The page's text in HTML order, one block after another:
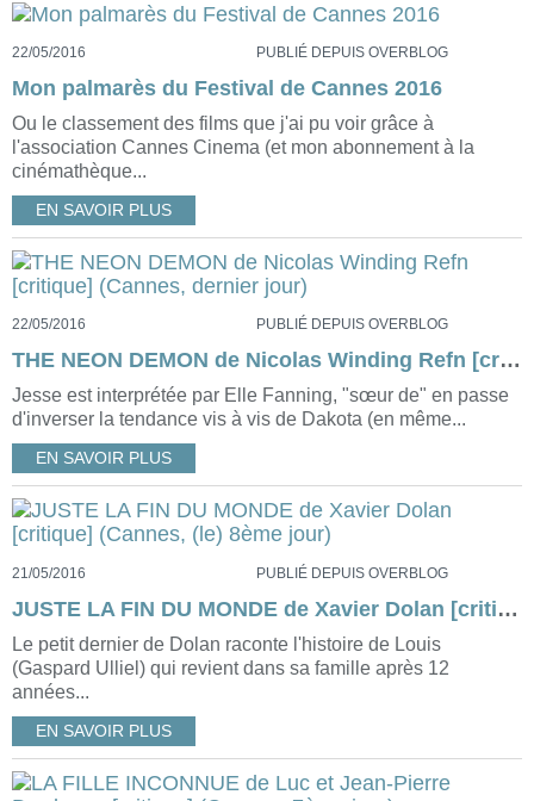
22/05/2016 PUBLIÉ DEPUIS OVERBLOG
Mon palmarès du Festival de Cannes 2016
Ou le classement des films que j'ai pu voir grâce à
l'association Cannes Cinema (et mon abonnement à la
cinémathèque...
EN SAVOIR PLUS
22/05/2016 PUBLIÉ DEPUIS OVERBLOG
THE NEON DEMON de Nicolas Winding Refn [critique] (Cannes, dernier jour)
Jesse est interprétée par Elle Fanning, "sœur de" en passe
d'inverser la tendance vis à vis de Dakota (en même...
EN SAVOIR PLUS
21/05/2016 PUBLIÉ DEPUIS OVERBLOG
JUSTE LA FIN DU MONDE de Xavier Dolan [critique] (Cannes, (le) 8ème jour)
Le petit dernier de Dolan raconte l'histoire de Louis
(Gaspard Ulliel) qui revient dans sa famille après 12
années...
EN SAVOIR PLUS